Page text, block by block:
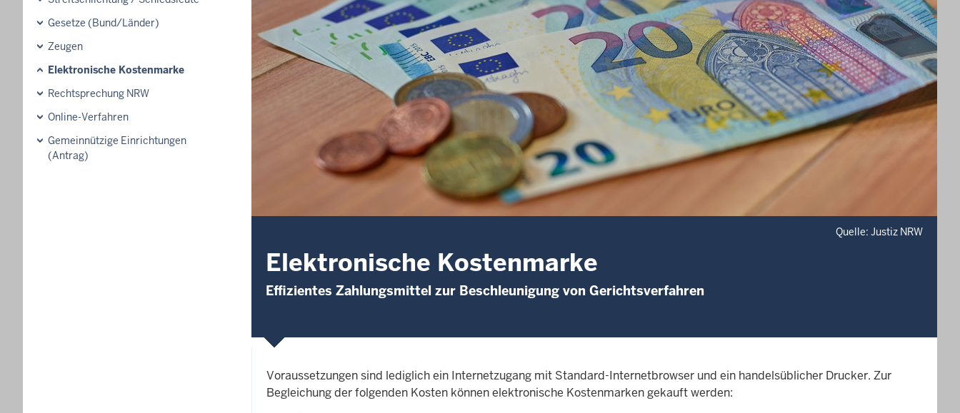
Gesetze (Bund/Länder)
Zeugen
Elektronische Kostenmarke
Rechtsprechung NRW
Online-Verfahren
Gemeinnützige Einrichtungen
(Antrag)
Quelle: Justiz NRW
Elektronische Kostenmarke
Effizientes Zahlungsmittel zur Beschleunigung von Gerichtsverfahren
Voraussetzungen sind lediglich ein Internetzugang mit Standard-Internetbrowser und ein handelsüblicher Drucker. Zur
Begleichung der folgenden Kosten können elektronische Kostenmarken gekauft werden: